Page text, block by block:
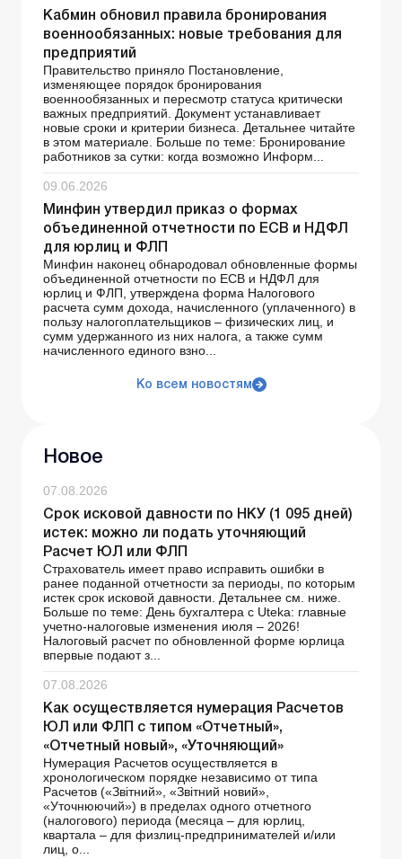
Кабмин обновил правила бронирования
военнообязанных: новые требования для
предприятий
Правительство приняло Постановление,
изменяющее порядок бронирования
военнообязанных и пересмотр статуса критически
важных предприятий. Документ устанавливает
новые сроки и критерии бизнеса. Детальнее читайте
в этом материале. Больше по теме: Бронирование
работников за сутки: когда возможно Информ...
09.06.2026
Минфин утвердил приказ о формах
объединенной отчетности по ЕСВ и НДФЛ
для юрлиц и ФЛП
Минфин наконец обнародовал обновленные формы
объединенной отчетности по ЕСВ и НДФЛ для
юрлиц и ФЛП, утверждена форма Налогового
расчета сумм дохода, начисленного (уплаченного) в
пользу налогоплательщиков – физических лиц, и
сумм удержанного из них налога, а также сумм
начисленного единого взно...
Ко всем новостям
Новое
07.08.2026
Срок исковой давности по НКУ (1 095 дней)
истек: можно ли подать уточняющий
Расчет ЮЛ или ФЛП
Страхователь имеет право исправить ошибки в
ранее поданной отчетности за периоды, по которым
истек срок исковой давности. Детальнее см. ниже.
Больше по теме: День бухгалтера с Uteka: главные
учетно-налоговые изменения июля – 2026!
Налоговый расчет по обновленной форме юрлица
впервые подают з...
07.08.2026
Как осуществляется нумерация Расчетов
ЮЛ или ФЛП с типом «Отчетный»,
«Отчетный новый», «Уточняющий»
Нумерация Расчетов осуществляется в
хронологическом порядке независимо от типа
Расчетов («Звітний», «Звітний новий»,
«Уточнюючий») в пределах одного отчетного
(налогового) периода (месяца – для юрлиц,
квартала – для физлиц-предпринимателей и/или
лиц, о...